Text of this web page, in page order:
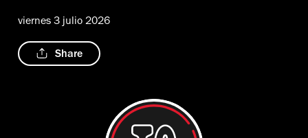
viernes 3 julio 2026
Share